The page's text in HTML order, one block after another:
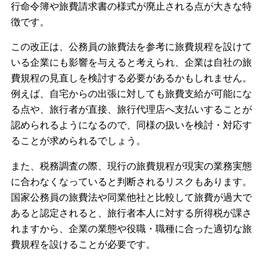
行命令簿や旅費請求書の様式が廃止される点が大きな特
徴です。
この改正は、公務員の旅費法を参考に旅費規程を設けて
いる企業にも影響を与えると考えられ、企業は自社の旅
費規程の見直しを検討する必要があるかもしれません。
例えば、自宅からの出張に対しても旅費支給が可能にな
る点や、旅行者が直接、旅行代理店へ支払いすることが
認められるようになるので、同様の扱いを検討・対応す
ることが求められるでしょう。
また、税務調査の際、現行の旅費規程が現実の業務実態
に合わなくなっていると判断されるリスクもあります。
国家公務員の旅費法や同業他社と比較して旅費が過大で
あると認定されると、旅行者本人に対する所得税が課さ
れますから、企業の業態や役職・職種に合った適切な旅
費規程を設けることが必要です。